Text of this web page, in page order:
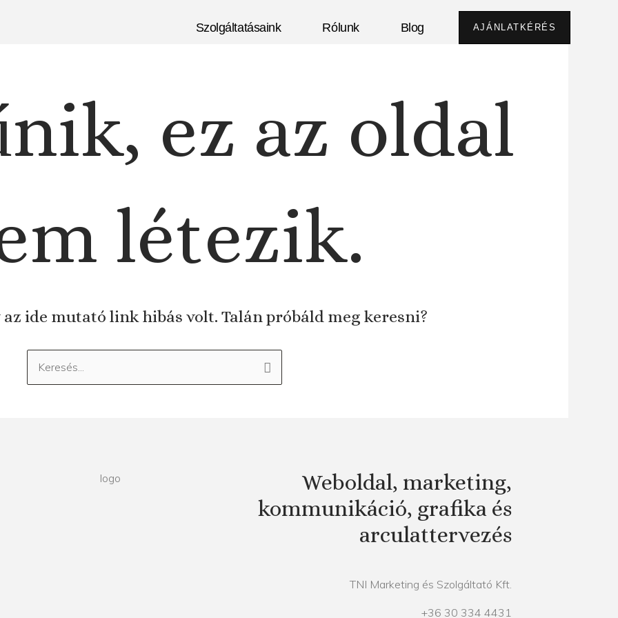
Szolgáltatásaink Rólunk Blog AJÁNLATKÉRÉS
ez az oldal
létezik.
ide mutató link hibás volt. Talán próbáld meg keresni?
Keresés:
Weboldal, marketing,
kommunikáció, grafika és
arculattervezés
TNI Marketing és Szolgáltató Kft.
+36 30 334 4431